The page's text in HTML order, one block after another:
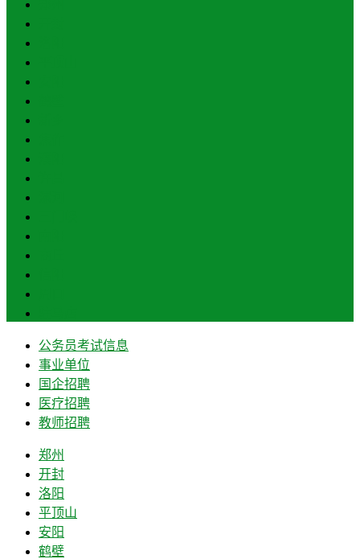
公务员考试信息
事业单位
国企招聘
医疗招聘
教师招聘
郑州
开封
洛阳
平顶山
安阳
鹤壁